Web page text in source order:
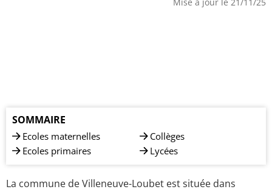
SOMMAIRE
Ecoles maternelles
Ecoles primaires
Collèges
Lycées
La commune de Villeneuve-Loubet est située dans